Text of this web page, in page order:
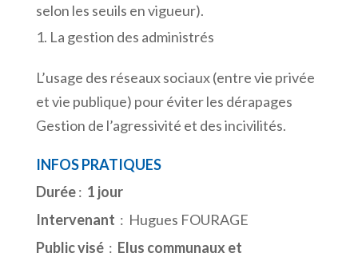
selon les seuils en vigueur).
La gestion des administrés
L’usage des réseaux sociaux (entre vie privée
et vie publique) pour éviter les dérapages
Gestion de l’agressivité et des incivilités.
INFOS PRATIQUES
Durée: 1 jour
Intervenant : Hugues FOURAGE
Public visé: Elus communaux et